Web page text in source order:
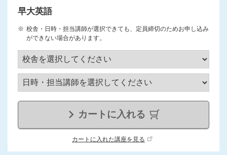
早大英語
校舎・日時・担当講師が選択できても、定員締切のためお申し込み
ができない場合があります。
カートに入れる
カートに入れた講座を見る